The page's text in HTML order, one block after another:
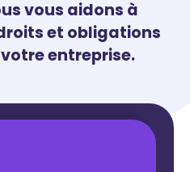
vous aidons à
et obligations
entreprise.